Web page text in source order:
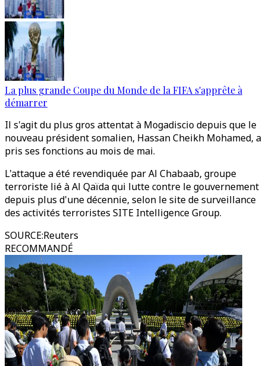
La plus grande Coupe du Monde de la FIFA s'apprête à
démarrer
Il s'agit du plus gros attentat à Mogadiscio depuis que le
nouveau président somalien, Hassan Cheikh Mohamed, a
pris ses fonctions au mois de mai.
L'attaque a été revendiquée par Al Chabaab, groupe
terroriste lié à Al Qaïda qui lutte contre le gouvernement
depuis plus d'une décennie, selon le site de surveillance
des activités terroristes SITE Intelligence Group.
SOURCE:Reuters
RECOMMANDÉ